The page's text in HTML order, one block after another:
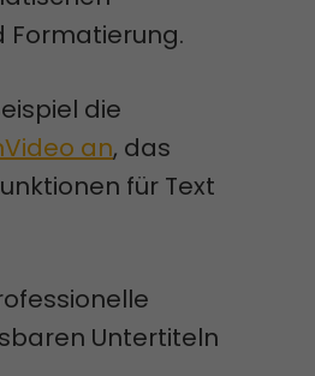
Formatierung.
die
an, das
für Text
Untertiteln